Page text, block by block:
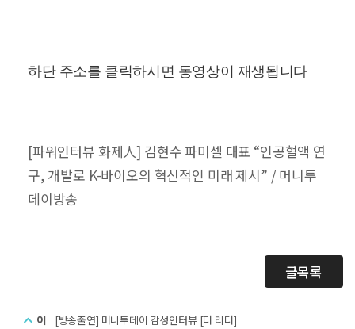
하단 주소를 클릭하시면 동영상이 재생됩니다
[파워인터뷰 화제人] 김현수 파미셀 대표 “인공혈액 연
구, 개발로 K-바이오의 혁신적인 미래 제시” / 머니투
데이방송
글목록
이
[방송출연] 머니투데이 감성인터뷰 [더 리더]